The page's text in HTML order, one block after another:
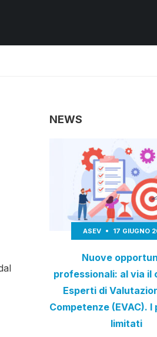
NEWS
ASEV 17 GIUGNO
Nuove
professionali: al via il
Esperti di
Competenze (EVAC). I
limitati